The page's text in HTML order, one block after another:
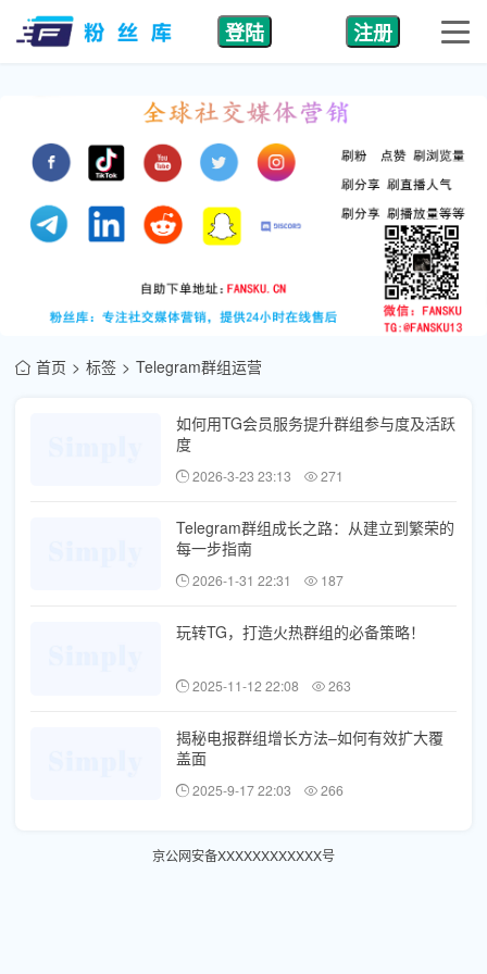
登陆 注册
首页 标签 Telegram群组运营
如何用TG会员服务提升群组参与度及活跃
度
2026-3-23 23:13 271
Telegram群组成长之路：从建立到繁荣的
每一步指南
2026-1-31 22:31 187
玩转TG，打造火热群组的必备策略！
2025-11-12 22:08 263
揭秘电报群组增长方法–如何有效扩大覆
盖面
2025-9-17 22:03 266
京公网安备XXXXXXXXXXXX号